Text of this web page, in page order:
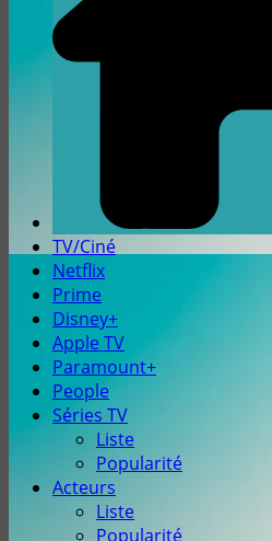
TV/Ciné
Netflix
Prime
Disney+
Apple TV
Paramount+
People
Séries TV
Liste
Popularité
Acteurs
Liste
Popularité